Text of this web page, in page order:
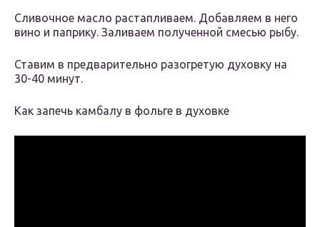
Сливочное масло растапливаем. Добавляем в него
вино и паприку. Заливаем полученной смесью рыбу.
Ставим в предварительно разогретую духовку на
30-40 минут.
Как запечь камбалу в фольге в духовке